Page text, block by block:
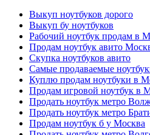
Выкуп ноутбуков дорого
Выкуп бу ноутбуков
Рабочий ноутбук продам в
Продам ноутбук авито
Скупка ноутбуков авито
Самые продаваемые
Куплю продам ноутбуки в
Продам игровой ноутбук в
Продать ноутбук метро
Продать ноутбук метро
Продам ноутбук б у Москва